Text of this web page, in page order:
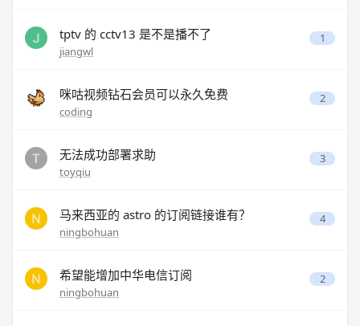
tptv 的 cctv13 是不是播不了
jiangwl
1
咪咕视频钻石会员可以永久免费
coding
2
无法成功部署求助
toyqiu
3
马来西亚的 astro 的订阅链接谁有？
ningbohuan
4
希望能增加中华电信订阅
ningbohuan
2